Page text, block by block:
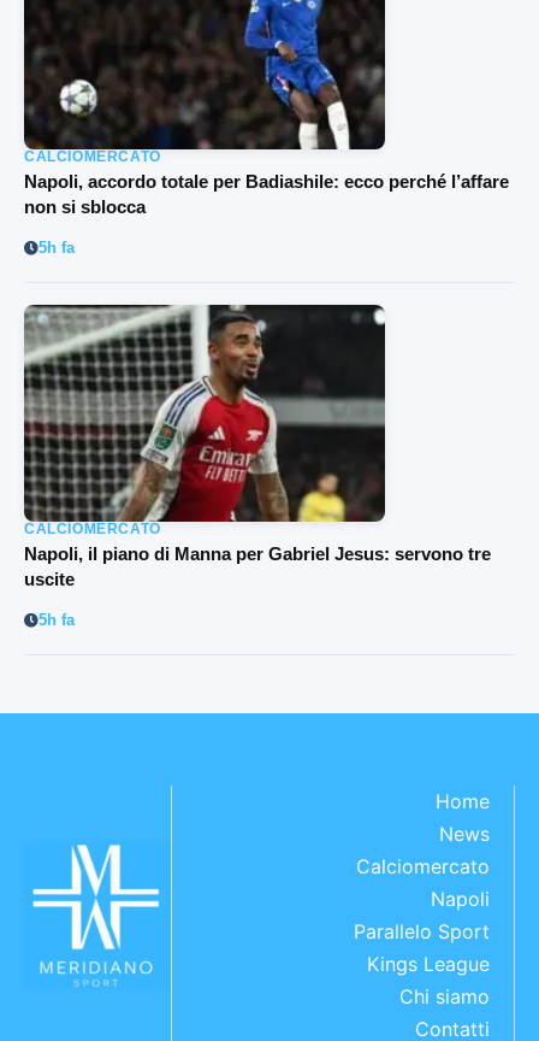
CALCIOMERCATO
Napoli, accordo totale per Badiashile: ecco perché l’affare
non si sblocca
5h fa
CALCIOMERCATO
Napoli, il piano di Manna per Gabriel Jesus: servono tre
uscite
5h fa
Home
News
Calciomercato
Napoli
Parallelo Sport
Kings League
Chi siamo
Contatti